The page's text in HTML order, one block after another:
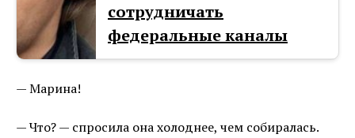
сотрудничать
федеральные каналы
— Марина!
— Что? — спросила она холоднее, чем собиралась.